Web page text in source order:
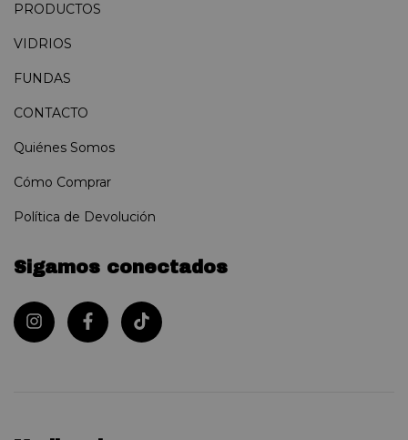
PRODUCTOS
VIDRIOS
FUNDAS
CONTACTO
Quiénes Somos
Cómo Comprar
Política de Devolución
Sigamos conectados